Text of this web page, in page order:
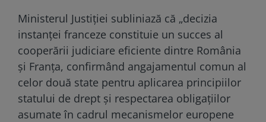
Ministerul Justiției subliniază că „decizia
instanței franceze constituie un succes al
cooperării judiciare eficiente dintre România
și Franța, confirmând angajamentul comun al
celor două state pentru aplicarea principiilor
statului de drept și respectarea obligațiilor
asumate în cadrul mecanismelor europene